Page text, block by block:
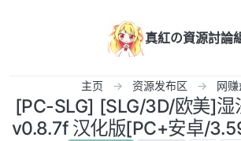
真紅の資源討論
主页 资源发布区 网
[PC-SLG] [SLG/3D/欧美]湿
v0.8.7f 汉化版[PC+安卓/